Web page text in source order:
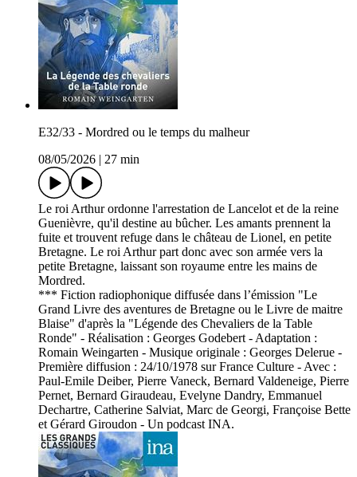
E32/33 - Mordred ou le temps du malheur
08/05/2026
27 min
Le roi Arthur ordonne l'arrestation de Lancelot et de la reine
Guenièvre, qu'il destine au bûcher. Les amants prennent la
fuite et trouvent refuge dans le château de Lionel, en petite
Bretagne. Le roi Arthur part donc avec son armée vers la
petite Bretagne, laissant son royaume entre les mains de
Mordred.
*** Fiction radiophonique diffusée dans l’émission "Le
Grand Livre des aventures de Bretagne ou le Livre de maitre
Blaise" d'après la "Légende des Chevaliers de la Table
Ronde" - Réalisation : Georges Godebert - Adaptation :
Romain Weingarten - Musique originale : Georges Delerue -
Première diffusion : 24/10/1978 sur France Culture - Avec :
Paul-Emile Deiber, Pierre Vaneck, Bernard Valdeneige, Pierre
Pernet, Bernard Giraudeau, Evelyne Dandry, Emmanuel
Dechartre, Catherine Salviat, Marc de Georgi, Françoise Bette
et Gérard Giroudon - Un podcast INA.